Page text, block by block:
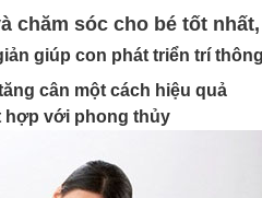
chăm sóc cho bé tốt
giúp con phát triển trí
cân một cách hiệu quả
hợp với phong thủy